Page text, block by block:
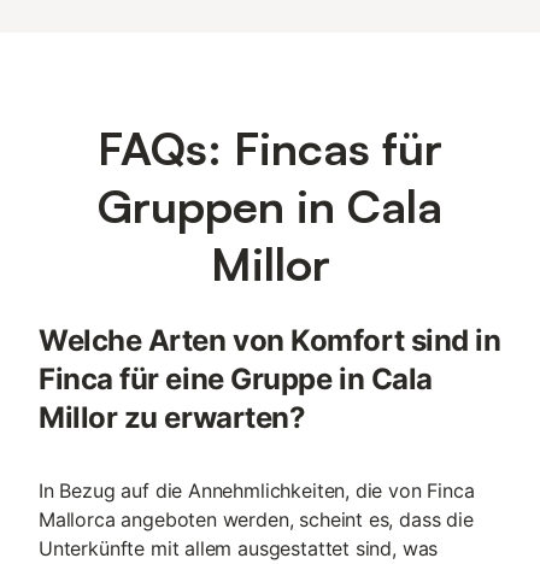
FAQs: Fincas für
Gruppen in Cala
Millor
Welche Arten von Komfort sind in
Finca für eine Gruppe in Cala
Millor zu erwarten?
In Bezug auf die Annehmlichkeiten, die von Finca
Mallorca angeboten werden, scheint es, dass die
Unterkünfte mit allem ausgestattet sind, was